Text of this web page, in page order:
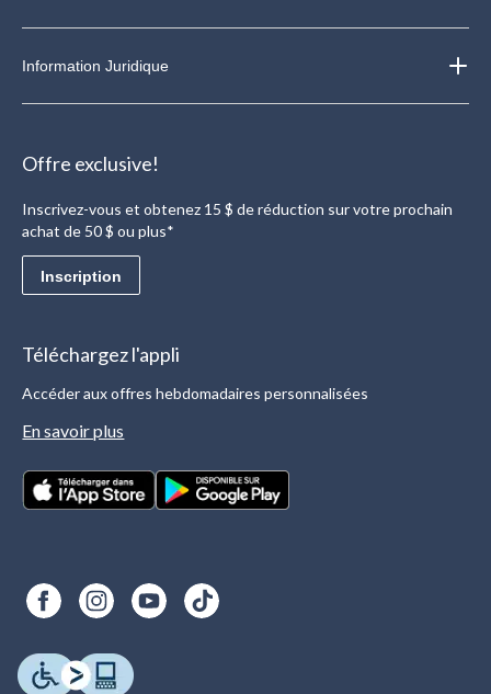
Information Juridique
Offre exclusive!
Inscrivez-vous et obtenez 15 $ de réduction sur votre prochain
achat de 50 $ ou plus*
Inscription
Téléchargez l'appli
Accéder aux offres hebdomadaires personnalisées
En savoir plus